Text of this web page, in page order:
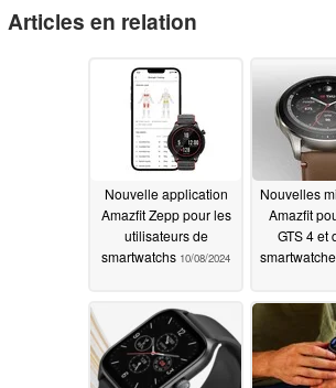
Articles en relation
Nouvelle application
Amazfit Zepp pour les
utilisateurs de
smartwatchs 10/08/2024
Nouvelles
Amazfit
GTS 4 et